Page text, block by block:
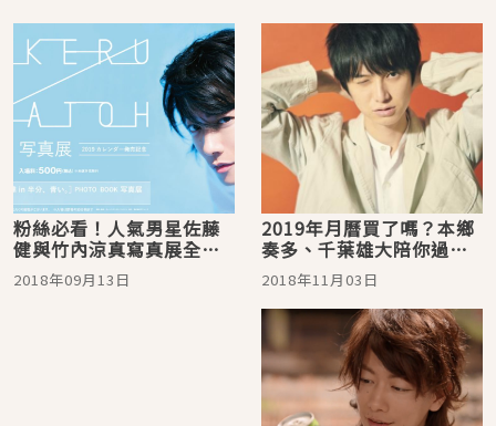
粉絲必看！人氣男星佐藤
健與竹內涼真寫真展全日
本巡迴！
2018年09月13日
2019年月曆買了嗎？本鄉
奏多、千葉雄大陪你過新
年
2018年11月03日